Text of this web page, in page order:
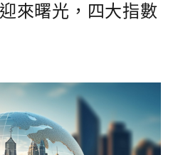
來曙光，四大指數